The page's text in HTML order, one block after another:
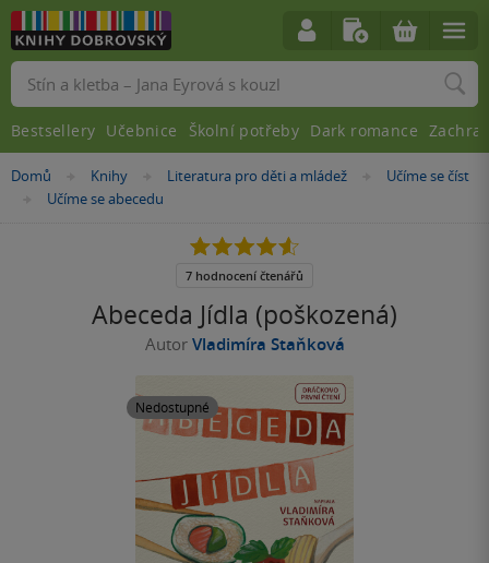
Nacházíte
Domů »Knihy »Literatura pro děti a mládež »
Učíme se číst
»
Učíme se abecedu
Abeceda Jídla (poškozená)
Autor Vladimíra Staňková
Nedostupné
4.6
5
7 hodnocení čtenářů
Vyhledávání
Bestsellery Učebnice Školní potřeby Dark romance